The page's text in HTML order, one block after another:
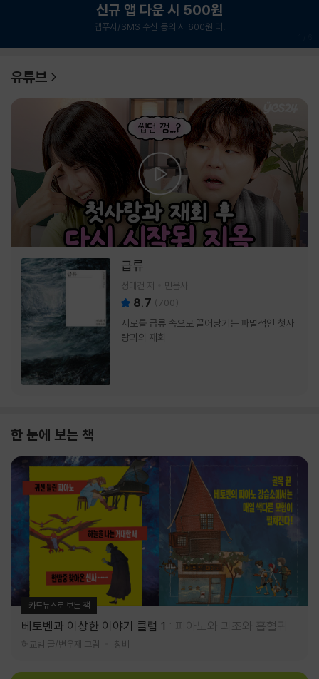
신규 앱 다운 시 500원
앱푸시/SMS 수신 동의 시 600원 더!
유튜브
급류
정대건 저 민음사
8.7 (700)
서로를 급류 속으로 끌어당기는 파멸적인 첫사
랑과의 재회
한 눈에 보는 책
카드뉴스로 보는 책
베토벤과 이상한 이야기 클럽 1 피아노와 괴조와 흡혈귀
허교범 글/변우재 그림 창비